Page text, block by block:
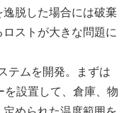
脱した場合には破棄
ストが大きな問題に
テムを開発。まずは
を設置して、倉庫、物